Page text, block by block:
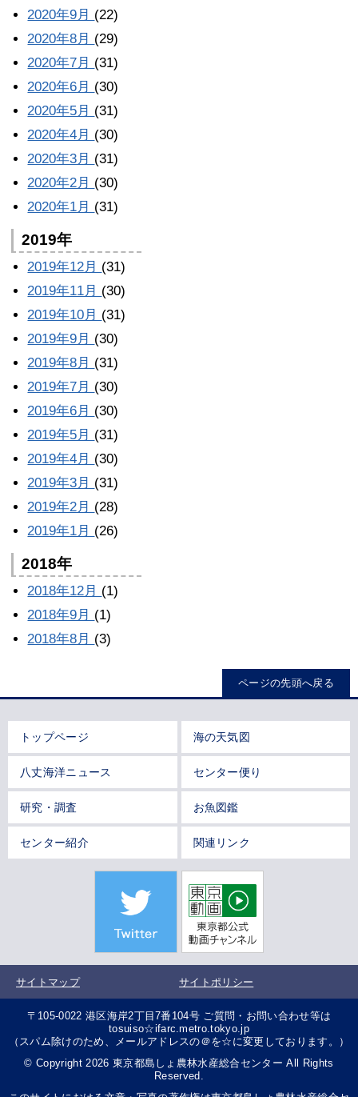
2020年9月 (22)
2020年8月 (29)
2020年7月 (31)
2020年6月 (30)
2020年5月 (31)
2020年4月 (30)
2020年3月 (31)
2020年2月 (30)
2020年1月 (31)
2019年
2019年12月 (31)
2019年11月 (30)
2019年10月 (31)
2019年9月 (30)
2019年8月 (31)
2019年7月 (30)
2019年6月 (30)
2019年5月 (31)
2019年4月 (30)
2019年3月 (31)
2019年2月 (28)
2019年1月 (26)
2018年
2018年12月 (1)
2018年9月 (1)
2018年8月 (3)
ページの先頭へ戻る
トップページ 海の天気図
八丈海洋ニュース センター便り
研究・調査 お魚図鑑
センター紹介 関連リンク
サイトマップ サイトポリシー
〒105-0022 港区海岸2丁目7番104号 ご質問・お問い合わせ等は
tosuiso☆ifarc.metro.tokyo.jp
（スパム除けのため、メールアドレスの＠を☆に変更しております。）
© Copyright 2026 東京都島しょ農林水産総合センター All Rights
Reserved.